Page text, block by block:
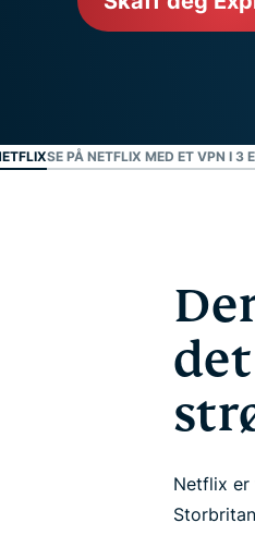
Kraftig pakke
verktøy for ID-
SE PÅ NETFLIX MED ET VPN I 3
Netflix er